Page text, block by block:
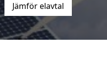
Jämför elavtal